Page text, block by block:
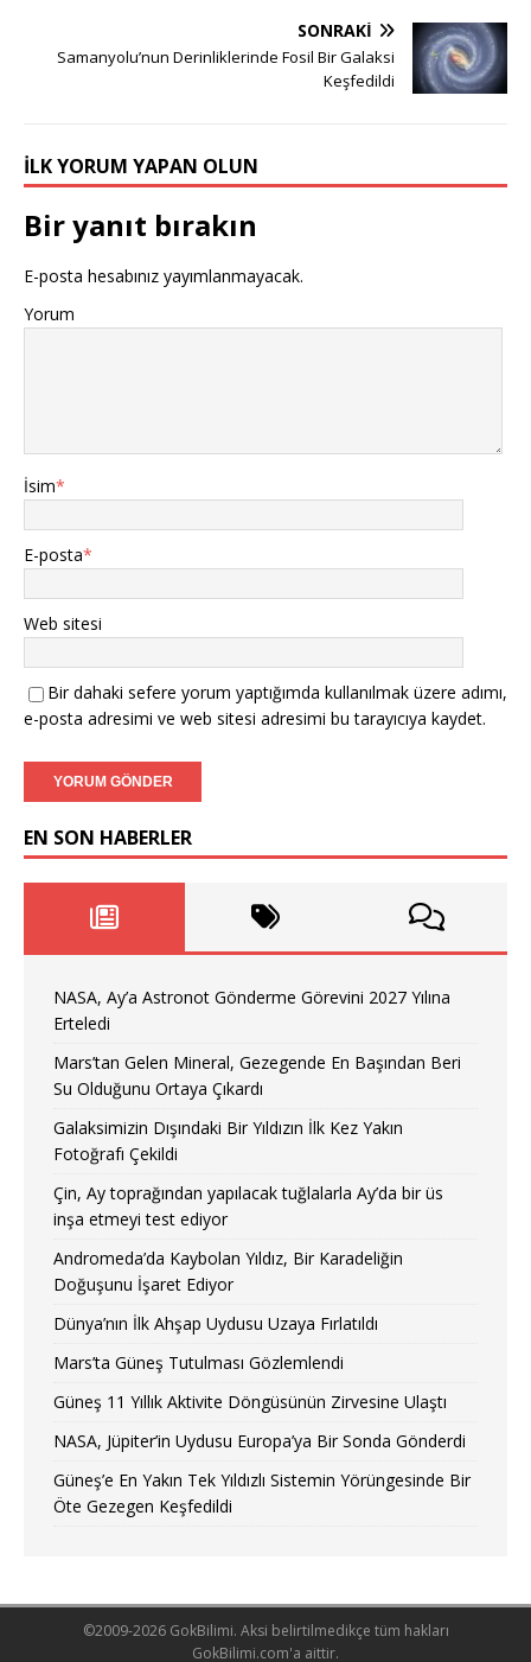
SONRAKI
Samanyolu’nun Derinliklerinde Fosil Bir Galaksi
Keşfedildi
İLK YORUM YAPAN OLUN
Bir yanıt bırakın
E-posta hesabınız yayımlanmayacak.
Yorum
İsim*
E-posta*
Web sitesi
Bir dahaki sefere yorum yaptığımda kullanılmak üzere adımı,
e-posta adresimi ve web sitesi adresimi bu tarayıcıya kaydet.
EN SON HABERLER
NASA, Ay’a Astronot Gönderme Görevini 2027 Yılına
Erteledi
Mars’tan Gelen Mineral, Gezegende En Başından Beri
Su Olduğunu Ortaya Çıkardı
Galaksimizin Dışındaki Bir Yıldızın İlk Kez Yakın
Fotoğrafı Çekildi
Çin, Ay toprağından yapılacak tuğlalarla Ay’da bir üs
inşa etmeyi test ediyor
Andromeda’da Kaybolan Yıldız, Bir Karadeliğin
Doğuşunu İşaret Ediyor
Dünya’nın İlk Ahşap Uydusu Uzaya Fırlatıldı
Mars’ta Güneş Tutulması Gözlemlendi
Güneş 11 Yıllık Aktivite Döngüsünün Zirvesine Ulaştı
NASA, Jüpiter’in Uydusu Europa’ya Bir Sonda Gönderdi
Güneş’e En Yakın Tek Yıldızlı Sistemin Yörüngesinde Bir
Öte Gezegen Keşfedildi
©2009-2026 GokBilimi. Aksi belirtilmedikçe tüm hakları
GokBilimi.com'a aittir.